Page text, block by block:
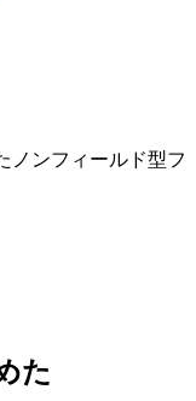
ノンフィールド型フ
た